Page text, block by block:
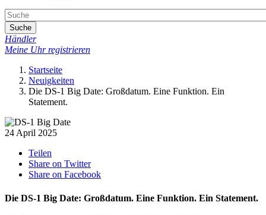
Suche
Händler
Meine Uhr registrieren
Startseite
Neuigkeiten
Die DS-1 Big Date: Großdatum. Eine Funktion. Ein
Statement.
24 April 2025
Teilen
Share on Twitter
Share on Facebook
Die DS-1 Big Date: Großdatum. Eine Funktion. Ein Statement.